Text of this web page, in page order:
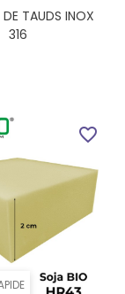
TAUDS INOX
316
favorite_border